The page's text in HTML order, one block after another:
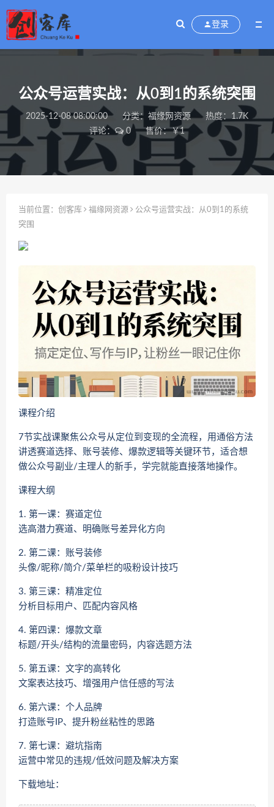
登录
公众号运营实战：从0到1的系统突围
2025-12-08 08:00:00 分类： 福缘网资源
热度：1.7K
评论：
0 售价：￥1
当前位置： 创客库 福缘网资源
公众号运营实战：从0到1的系统
突围
课程介绍
7节实战课聚焦公众号从定位到变现的全流程，用通俗方法
讲透赛道选择、账号装修、爆款逻辑等关键环节，适合想
做公众号副业/主理人的新手，学完就能直接落地操作。
课程大纲
1. 第一课：赛道定位
选高潜力赛道、明确账号差异化方向
2. 第二课：账号装修
头像/昵称/简介/菜单栏的吸粉设计技巧
3. 第三课：精准定位
分析目标用户、匹配内容风格
4. 第四课：爆款文章
标题/开头/结构的流量密码，内容选题方法
5. 第五课：文字的高转化
文案表达技巧、增强用户信任感的写法
6. 第六课：个人品牌
打造账号IP、提升粉丝粘性的思路
7. 第七课：避坑指南
运营中常见的违规/低效问题及解决方案
下载地址：